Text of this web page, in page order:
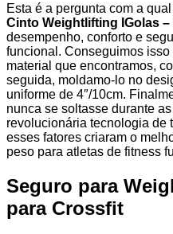
Esta é a pergunta com a
Cinto Weightlifting IGolas –
desempenho, conforto e
funcional. Conseguimos
material que encontramos,
seguida, moldamo-lo no
uniforme de 4″/10cm.
nunca se soltasse durante
revolucionária tecnologia de
esses fatores criaram o
peso para atletas de fitness
Seguro para
para Crossfit